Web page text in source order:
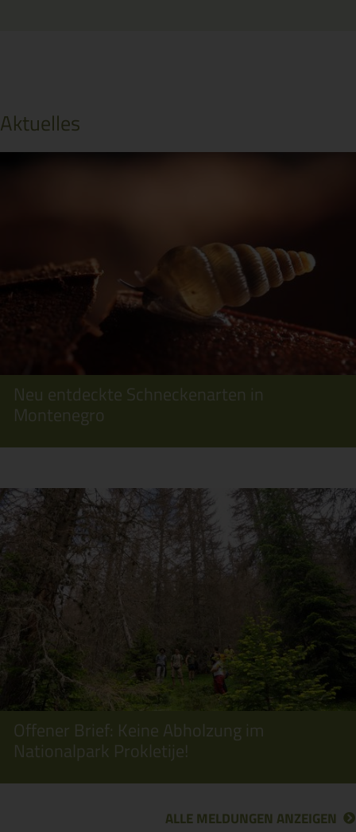
Aktuelles
Neu entdeckte Schneckenarten in
Montenegro
Offener Brief: Keine Abholzung im
Nationalpark Prokletije!
ALLE MELDUNGEN ANZEIGEN